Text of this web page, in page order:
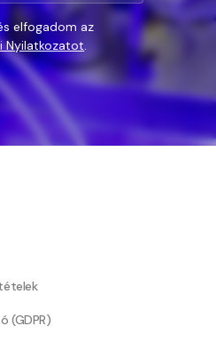
elfogadom az
Nyilatkozatot.
(GDPR)